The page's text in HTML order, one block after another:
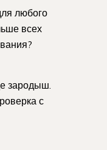
любого
всех
зародыш.
с